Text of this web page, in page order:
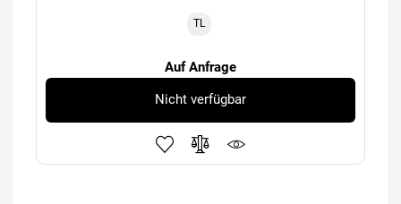
TL
Auf Anfrage
Nicht verfügbar